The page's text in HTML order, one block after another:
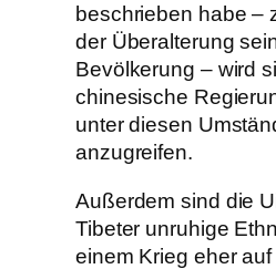
beschrieben habe –
der Überalterung
Bevölkerung – wird
chinesische
unter diesen
anzugreifen.
Außerdem sind die
Tibeter unruhige
einem Krieg eher